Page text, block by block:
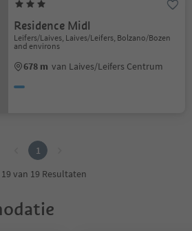
Residence Midl
Leifers/Laives, Laives/Leifers, Bolzano/Bozen
and environs
678 m van Laives/Leifers Centrum
1
19 van 19 Resultaten